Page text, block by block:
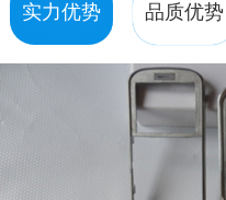
实力优势 品质优势